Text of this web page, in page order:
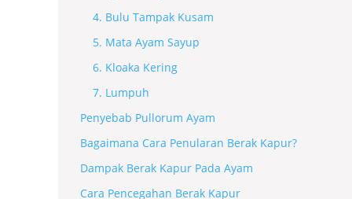
4. Bulu Tampak Kusam
5. Mata Ayam Sayup
6. Kloaka Kering
7. Lumpuh
Penyebab Pullorum Ayam
Bagaimana Cara Penularan Berak Kapur?
Dampak Berak Kapur Pada Ayam
Cara Pencegahan Berak Kapur